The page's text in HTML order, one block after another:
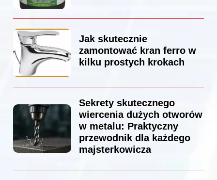
Jak skutecznie
zamontować kran ferro w
kilku prostych krokach
Sekrety skutecznego
wiercenia dużych otworów
w metalu: Praktyczny
przewodnik dla każdego
majsterkowicza